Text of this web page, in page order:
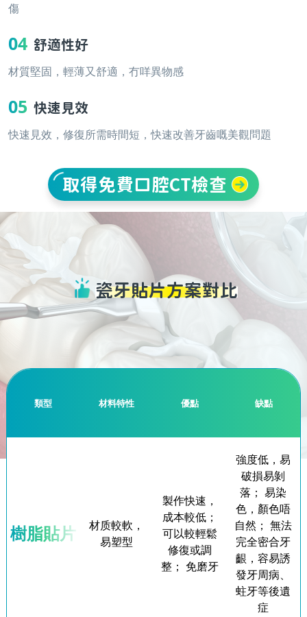
傷
04 舒適性好
材質堅固，輕薄又舒適，冇咩異物感
05 快速見效
快速見效，修復所需時間短，快速改善牙齒嘅美觀問題
取得免費口腔CT檢查
瓷牙貼片方案對比
類型 材料特性 優點 缺點
樹脂貼片
材质較軟，
易塑型
製作快速，
成本較低；
可以較輕鬆
修復或調
整； 免磨牙
強度低，易
破損易剝
落； 易染
色，顏色唔
自然； 無法
完全密合牙
齦，容易誘
發牙周病、
蛀牙等後遺
症